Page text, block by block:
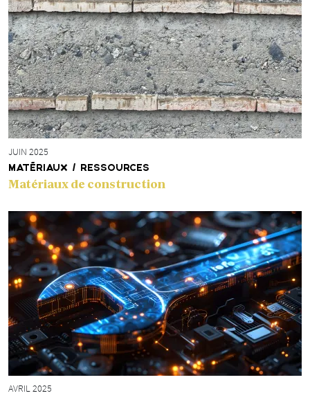
JUIN 2025
MATÉRIAUX / RESSOURCES
Matériaux de construction
AVRIL 2025